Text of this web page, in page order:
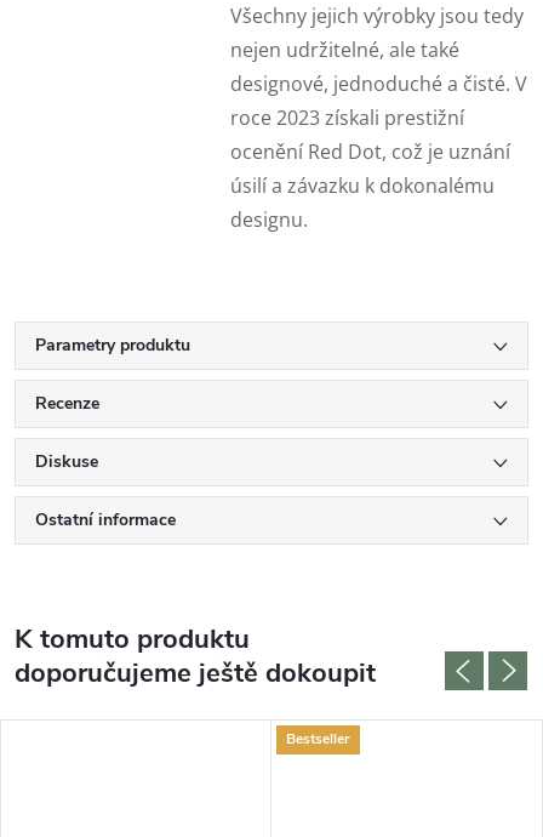
Všechny jejich výrobky jsou tedy
nejen udržitelné, ale také
designové, jednoduché a čisté. V
roce 2023 získali prestižní
ocenění Red Dot, což je uznání
úsilí a závazku k dokonalému
designu.
Parametry produktu
Recenze
Diskuse
Ostatní informace
K tomuto produktu
doporučujeme ještě dokoupit
Bestseller